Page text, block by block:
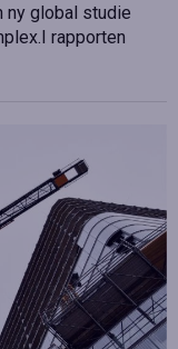
ny global studie
rapporten